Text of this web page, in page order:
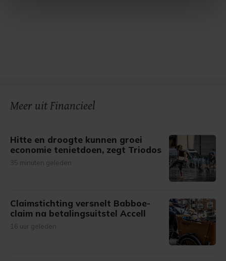
Meer uit Financieel
Hitte en droogte kunnen groei
economie tenietdoen, zegt Triodos
35 minuten geleden
Claimstichting versnelt Babboe-
claim na betalingsuitstel Accell
16 uur geleden